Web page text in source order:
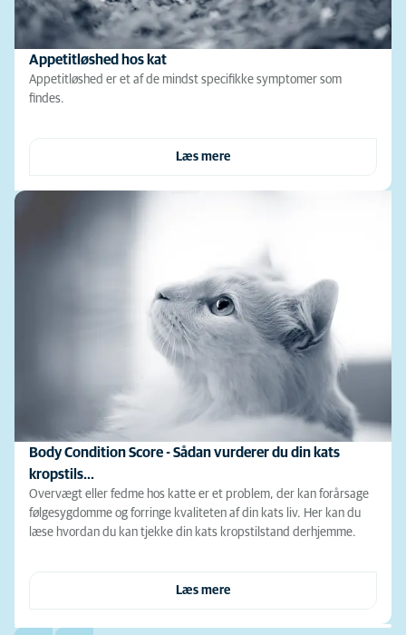
Appetitløshed hos kat
Appetitløshed er et af de mindst specifikke symptomer som
findes.
Læs mere
Body Condition Score - Sådan vurderer du din kats
kropstils…
Overvægt eller fedme hos katte er et problem, der kan forårsage
følgesygdomme og forringe kvaliteten af din kats liv. Her kan du
læse hvordan du kan tjekke din kats kropstilstand derhjemme.
Læs mere